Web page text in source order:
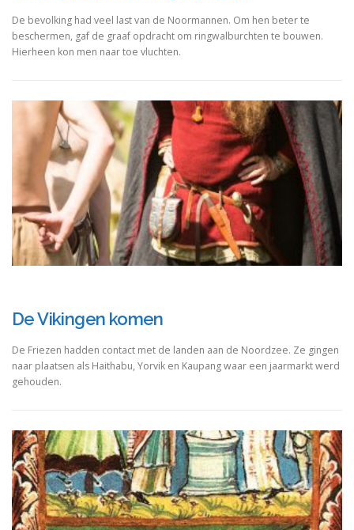
De bevolking had veel last van de Noormannen. Om hen beter te
beschermen, gaf de graaf opdracht om ringwalburchten te bouwen.
Hierheen kon men naar toe vluchten.
De Vikingen komen
De Friezen hadden contact met de landen aan de Noordzee. Ze gingen
naar plaatsen als Haithabu, Yorvik en Kaupang waar een jaarmarkt werd
gehouden.